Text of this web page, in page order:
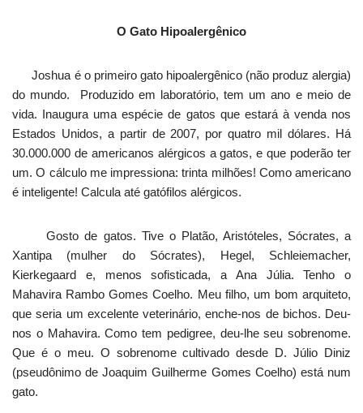
O Gato Hipoalergênico
Joshua é o primeiro gato hipoalergênico (não produz alergia)
do mundo. Produzido em laboratório, tem um ano e meio de
vida. Inaugura uma espécie de gatos que estará à venda nos
Estados Unidos, a partir de 2007, por quatro mil dólares. Há
30.000.000 de americanos alérgicos a gatos, e que poderão ter
um. O cálculo me impressiona: trinta milhões! Como americano
é inteligente! Calcula até gatófilos alérgicos.
Gosto de gatos. Tive o Platão, Aristóteles, Sócrates, a
Xantipa (mulher do Sócrates), Hegel, Schleiemacher,
Kierkegaard e, menos sofisticada, a Ana Júlia. Tenho o
Mahavira Rambo Gomes Coelho. Meu filho, um bom arquiteto,
que seria um excelente veterinário, enche-nos de bichos. Deu-
nos o Mahavira. Como tem pedigree, deu-lhe seu sobrenome.
Que é o meu. O sobrenome cultivado desde D. Júlio Diniz
(pseudônimo de Joaquim Guilherme Gomes Coelho) está num
gato.